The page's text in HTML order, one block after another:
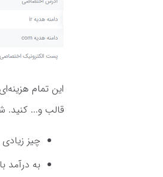
این تمام
قالب و... کنید.
چیز
به درآمد